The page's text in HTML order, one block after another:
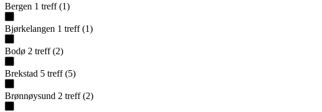
Bergen 1 treff (1)
Bjørkelangen 1 treff (1)
Bodø 2 treff (2)
Brekstad 5 treff (5)
Brønnøysund 2 treff (2)